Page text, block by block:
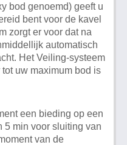
bod genoemd) geeft u
bent voor de kavel
zorgt er voor dat na
automatisch
Het Veiling-systeem
uw maximum bod is
een bieding op een
5 min voor sluiting van
van de